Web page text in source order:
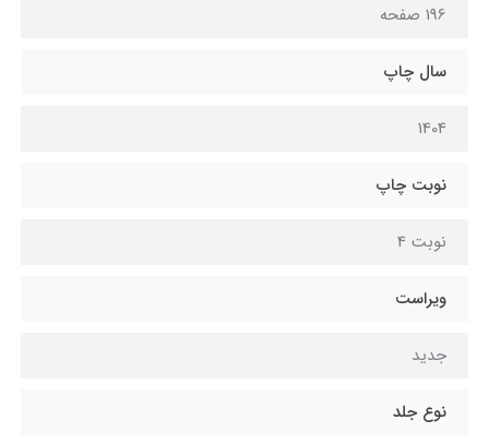
196 صفحه
سال چاپ
1404
نوبت چاپ
نوبت 4
ویراست
جديد
نوع جلد